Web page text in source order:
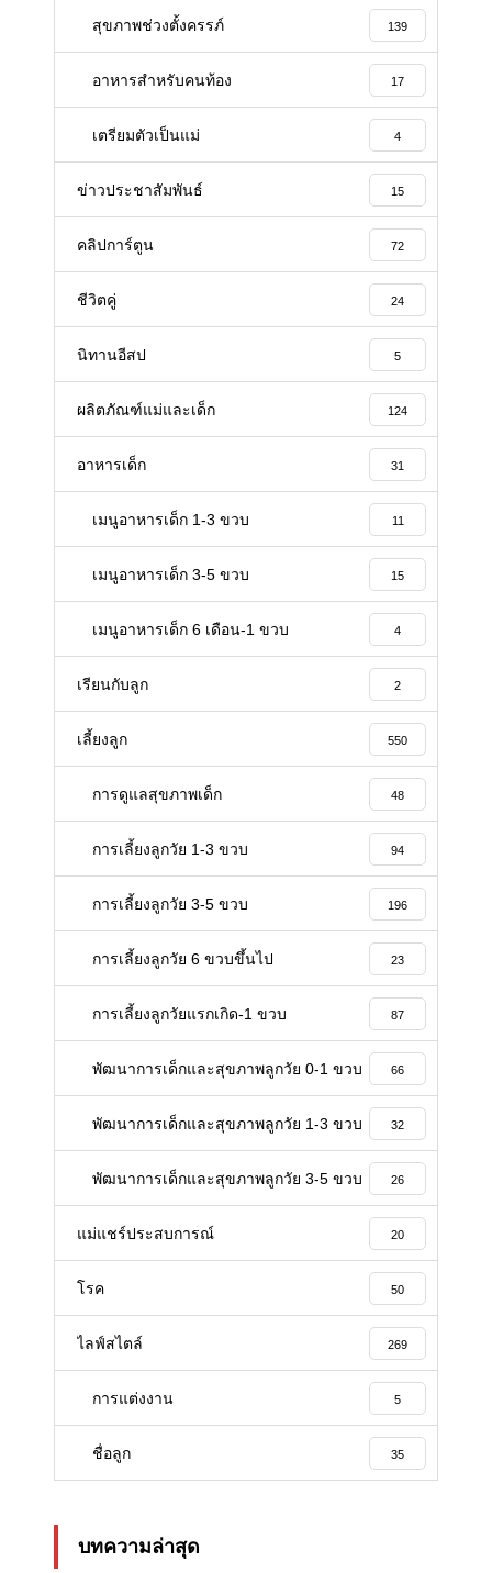
สุขภาพช่วงตั้งครรภ์ 139
อาหารสําหรับคนท้อง 17
เตรียมตัวเป็นแม่ 4
ข่าวประชาสัมพันธ์ 15
คลิปการ์ตูน 72
ชีวิตคู่ 24
นิทานอีสป 5
ผลิตภัณฑ์แม่และเด็ก 124
อาหารเด็ก 31
เมนูอาหารเด็ก 1-3 ขวบ 11
เมนูอาหารเด็ก 3-5 ขวบ 15
เมนูอาหารเด็ก 6 เดือน-1 ขวบ 4
เรียนกับลูก 2
เลี้ยงลูก 550
การดูแลสุขภาพเด็ก 48
การเลี้ยงลูกวัย 1-3 ขวบ 94
การเลี้ยงลูกวัย 3-5 ขวบ 196
การเลี้ยงลูกวัย 6 ขวบขึ้นไป 23
การเลี้ยงลูกวัยแรกเกิด-1 ขวบ 87
พัฒนาการเด็กและสุขภาพลูกวัย 0-1 ขวบ 66
พัฒนาการเด็กและสุขภาพลูกวัย 1-3 ขวบ 32
พัฒนาการเด็กและสุขภาพลูกวัย 3-5 ขวบ 26
แม่แชร์ประสบการณ์ 20
โรค 50
ไลฟ์สไตล์ 269
การแต่งงาน 5
ชื่อลูก 35
บทความล่าสุด